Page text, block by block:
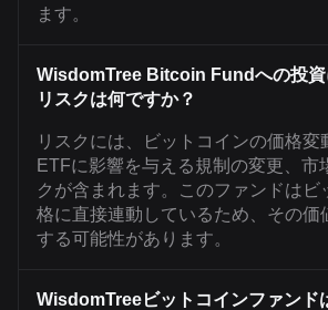
ます。
WisdomTree Bitcoin Fundへの投資
リスクは何ですか？
リスクには、ビットコインの価格変
ETFに影響を与える規制の変更、市
クが含まれます。このファンドはビ
格に直接連動しているため、その価
する可能性があります。
WisdomTreeビットコインファンド